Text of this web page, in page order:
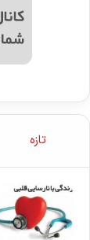
تازه